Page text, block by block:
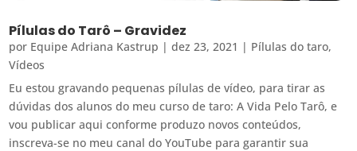
Pílulas do Tarô – Gravidez
por Equipe Adriana Kastrup |dez 23, 2021 | Pílulas do taro,
Vídeos
Eu estou gravando pequenas pílulas de vídeo, para tirar as
dúvidas dos alunos do meu curso de taro: A Vida Pelo Tarô, e
vou publicar aqui conforme produzo novos conteúdos,
inscreva-se no meu canal do YouTube para garantir sua